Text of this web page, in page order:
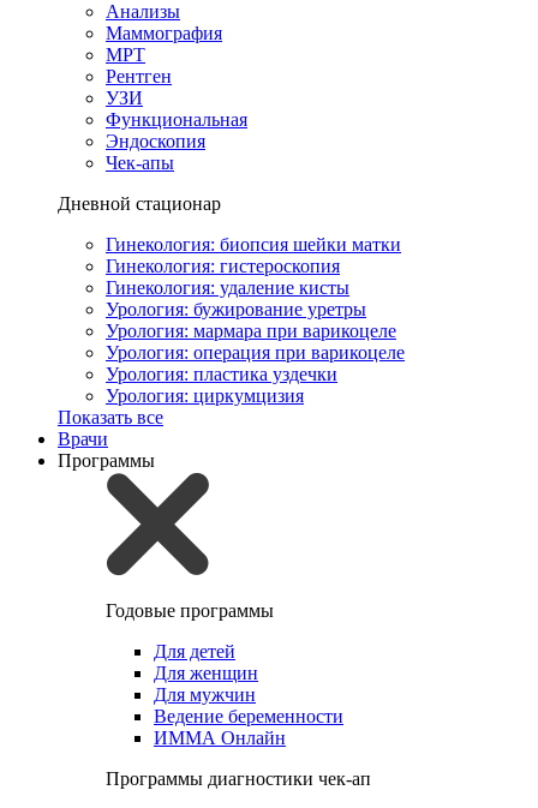
Анализы
Маммография
МРТ
Рентген
УЗИ
Функциональная
Эндоскопия
Чек-апы
Дневной стационар
Гинекология: биопсия шейки матки
Гинекология: гистероскопия
Гинекология: удаление кисты
Урология: бужирование уретры
Урология: мармара при варикоцеле
Урология: операция при варикоцеле
Урология: пластика уздечки
Урология: циркумцизия
Показать все
Врачи
Программы
Годовые программы
Для детей
Для женщин
Для мужчин
Ведение беременности
ИММА Онлайн
Программы диагностики чек-ап